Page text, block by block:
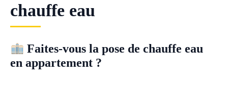
chauffe eau
Faites-vous la pose de chauffe eau
en appartement ?